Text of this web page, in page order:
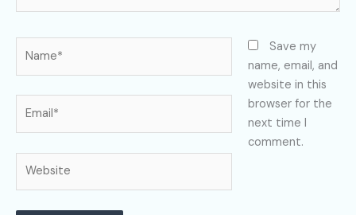
Save my
name, email, and
website in this
browser for the
next time I
comment.